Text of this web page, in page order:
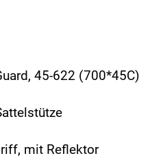
45-622 (700*45C)
mit Reflektor